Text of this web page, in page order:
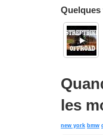
les
new york bmw